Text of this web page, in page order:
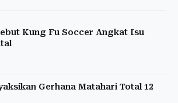
Kung Fu Soccer Angkat Isu
Gerhana Matahari Total 12